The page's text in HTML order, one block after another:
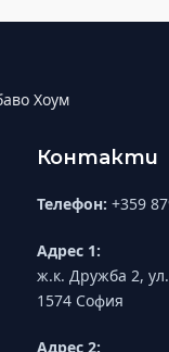
Контакти
Телефон: +359
Адрес 1:
ж.к. Дружба 2,
1574 София
Адрес 2: